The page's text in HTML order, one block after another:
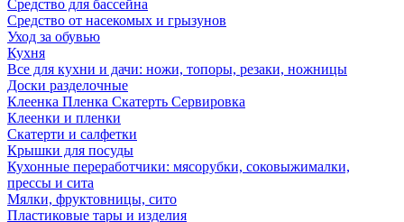
Средство для бассейна
Средство от насекомых и грызунов
Уход за обувью
Кухня
Все для кухни и дачи: ножи, топоры, резаки, ножницы
Доски разделочные
Клеенка Пленка Скатерть Сервировка
Клеенки и пленки
Скатерти и салфетки
Крышки для посуды
Кухонные переработчики: мясорубки, соковыжималки,
прессы и сита
Мялки, фруктовницы, сито
Пластиковые тары и изделия